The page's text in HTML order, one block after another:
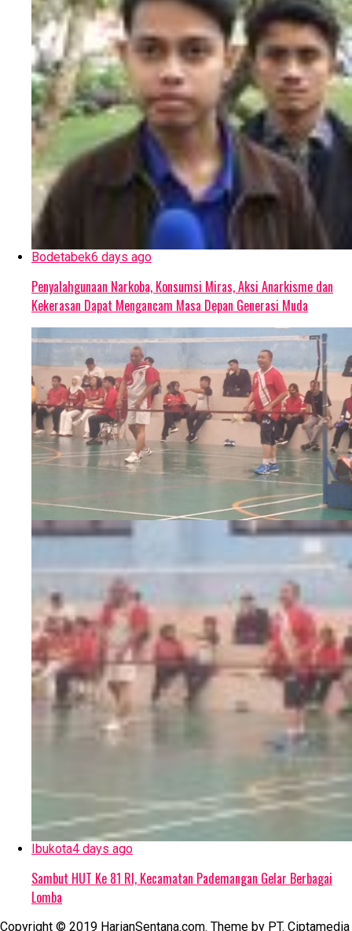
Bodetabek6 days ago
Penyalahgunaan Narkoba, Konsumsi Miras, Aksi Anarkisme dan
Kekerasan Dapat Mengancam Masa Depan Generasi Muda
Ibukota4 days ago
Sambut HUT Ke 81 RI, Kecamatan Pademangan Gelar Berbagai
Lomba
Copyright © 2019 HarianSentana.com. Theme by PT. Ciptamedia